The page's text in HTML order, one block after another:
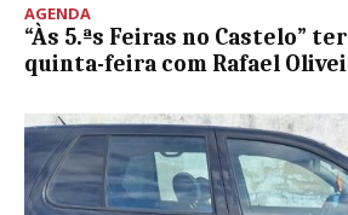
AGENDA
“Às 5.ªs Feiras no Castelo”
quinta-feira com Rafael